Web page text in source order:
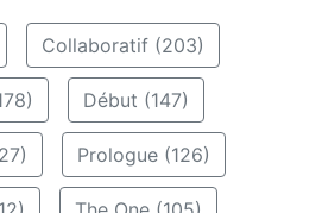
Collaboratif (203)
Début (147)
Prologue (126)